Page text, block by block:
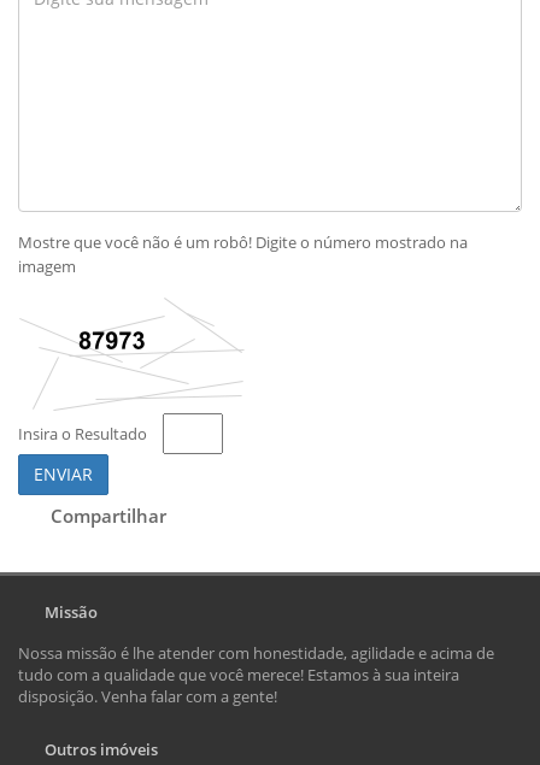
Mostre que você não é um robô! Digite o número mostrado na
imagem
Insira o Resultado
ENVIAR
Compartilhar
Missão
Nossa missão é lhe atender com honestidade, agilidade e acima de
tudo com a qualidade que você merece! Estamos à sua inteira
disposição. Venha falar com a gente!
Outros imóveis